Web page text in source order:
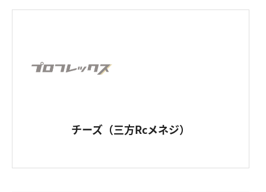
チーズ（三方Rcメネジ）